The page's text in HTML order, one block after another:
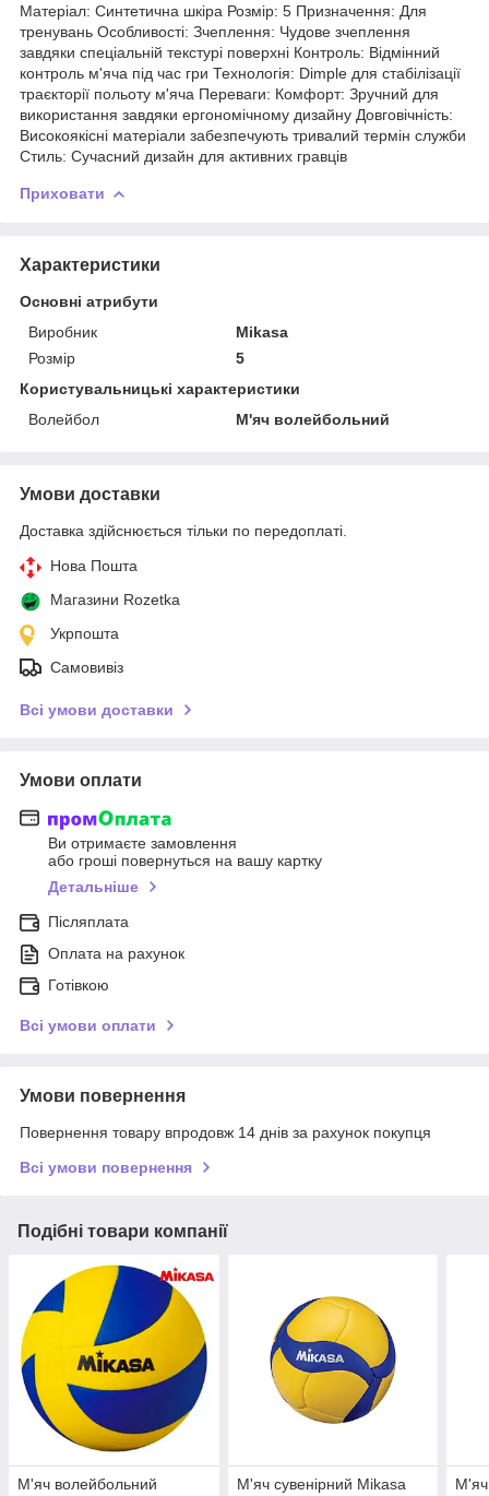
Матеріал: Синтетична шкіра Розмір: 5 Призначення: Для
тренувань Особливості: Зчеплення: Чудове зчеплення
завдяки спеціальній текстурі поверхні Контроль: Відмінний
контроль м'яча під час гри Технологія: Dimple для стабілізації
траєкторії польоту м'яча Переваги: Комфорт: Зручний для
використання завдяки ергономічному дизайну Довговічність:
Високоякісні матеріали забезпечують тривалий термін служби
Стиль: Сучасний дизайн для активних гравців
Приховати
Характеристики
Основні атрибути
Виробник
Mikasa
Розмір
5
Користувальницькі характеристики
Волейбол
М'яч волейбольний
Умови доставки
Доставка здійснюється тільки по передоплаті.
Нова Пошта
Магазини Rozetka
Укрпошта
Самовивіз
Всі умови доставки
Умови оплати
Ви отримаєте замовлення
або гроші повернуться на вашу картку
Детальніше
Післяплата
Оплата на рахунок
Готівкою
Всі умови оплати
Умови повернення
Повернення товару впродовж 14 днів за рахунок покупця
Всі умови повернення
Подібні товари компанії
М'яч волейбольний
М'яч сувенірний Mikasa
М'яч